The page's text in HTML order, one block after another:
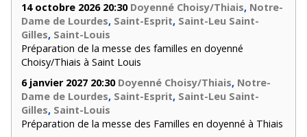
14 octobre 2026 20:30 Doyenné Choisy/Thiais, Notre-
Dame de Lourdes, Saint-Esprit, Saint-Leu Saint-
Gilles, Saint-Louis
Préparation de la messe des familles en doyenné
Choisy/Thiais à Saint Louis
6 janvier 2027 20:30 Doyenné Choisy/Thiais, Notre-
Dame de Lourdes, Saint-Esprit, Saint-Leu Saint-
Gilles, Saint-Louis
Préparation de la messe des Familles en doyenné à Thiais